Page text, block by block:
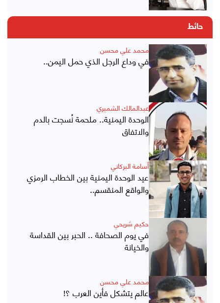
حائط
محمد علي محسن
في وداع الرجل الذي حمل اليمن..
عبدالمالك الشميري
الوحدة اليمنية.. ملحمة نُسجت بالدم
والاتفاق
أسامة البركاني
عيد الوحدة اليمنية بين الخطاب الرمزي
والواقع المنقسم..
حكيم شريحي
في يوم الصحافة .. الحبر بين القداسة
والخيانة
محمد علي محسن
عالم يتشكل فأين العرب ؟!